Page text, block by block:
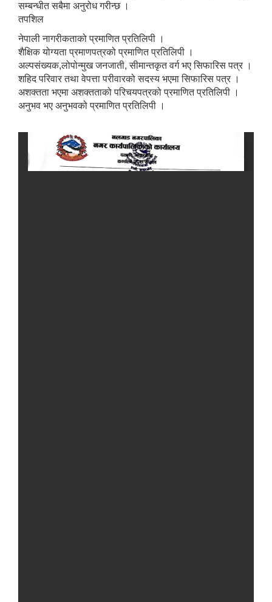
सम्बन्धीत सबैमा अनुरोध गरीन्छ ।
तपशिल
नेपाली नागरीकताको प्रमाणित प्रतिलिपी ।
शैक्षिक योग्यता प्रमाणपत्रको प्रमाणित प्रतिलिपी ।
अल्पसंख्यक,लोपोन्मुख जनजाती, सीमान्तकृत वर्ग भए सिफारिस पत्र ।
शहिद परिवार तथा वेपत्ता परीवारको सदस्य भएमा सिफारिस पत्र ।
अशक्तता भएमा अशक्तताको परिचयपत्रको प्रमाणित प्रतिलिपी ।
अनुभव भए अनुभवको प्रमाणित प्रतिलिपी ।